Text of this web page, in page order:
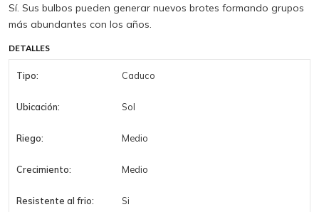
Sí. Sus bulbos pueden generar nuevos brotes formando grupos
más abundantes con los años.
DETALLES
Tipo: Caduco
Ubicación: Sol
Riego: Medio
Crecimiento: Medio
Resistente al frio: Si